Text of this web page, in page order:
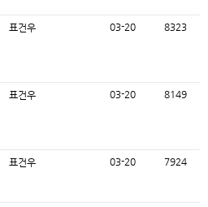
표건우 03-20 8323
표건우 03-20 8149
표건우 03-20 7924